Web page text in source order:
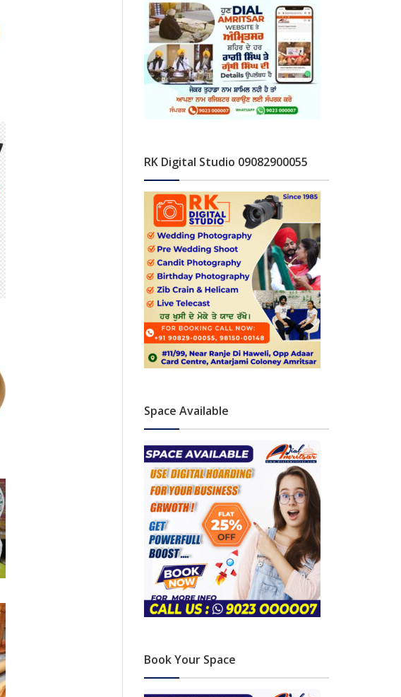
RK Digital Studio 09082900055
Space Available
Book Your Space